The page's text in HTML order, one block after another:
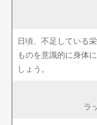
日頃、不足している
ものを意識的に身体
しょう。
ラ